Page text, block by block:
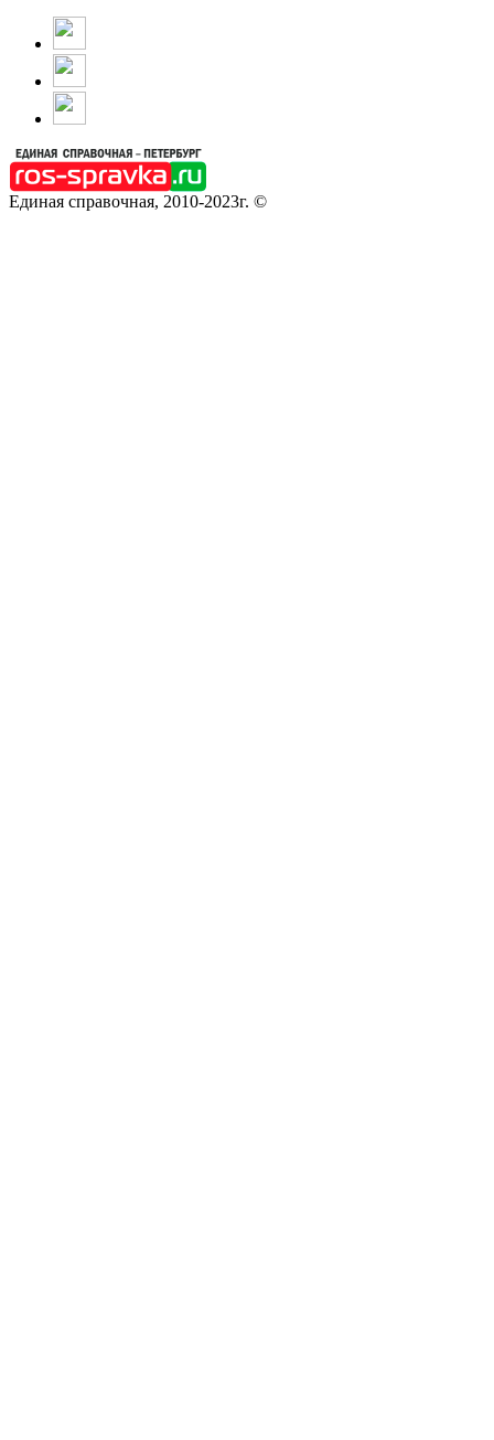
Единая справочная, 2010-2023г. ©